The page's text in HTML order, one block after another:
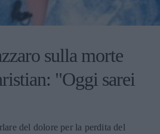
sulla morte
"Oggi sarei
del dolore per la perdita del